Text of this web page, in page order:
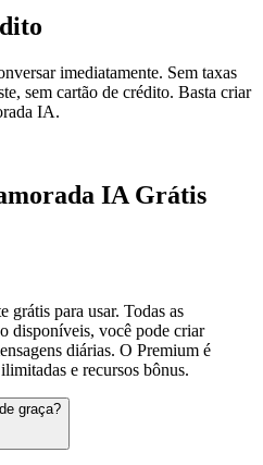
imediatamente. Sem taxas
sem cartão de crédito. Basta criar
IA.
IA Grátis
grátis para usar. Todas as
disponíveis, você pode criar
diárias. O Premium é
e recursos bônus.
graça?